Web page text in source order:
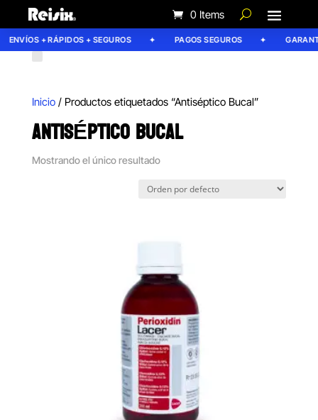
0 Items
ENVÍOS + RÁPIDOS + SEGUROS PAGOS SEGUROS
Inicio/ Productos etiquetados “Antiséptico Bucal”
ANTISÉPTICO BUCAL
Mostrando el único resultado